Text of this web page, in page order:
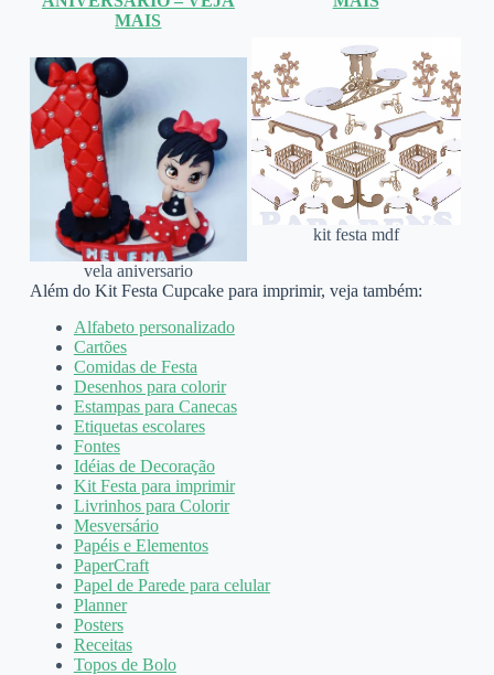
MAIS
vela aniversario
kit festa mdf
Além do Kit Festa Cupcake para imprimir, veja também:
Alfabeto personalizado
Cartões
Comidas de Festa
Desenhos para colorir
Estampas para Canecas
Etiquetas escolares
Fontes
Idéias de Decoração
Kit Festa para imprimir
Livrinhos para Colorir
Mesversário
Papéis e Elementos
PaperCraft
Papel de Parede para celular
Planner
Posters
Receitas
Topos de Bolo